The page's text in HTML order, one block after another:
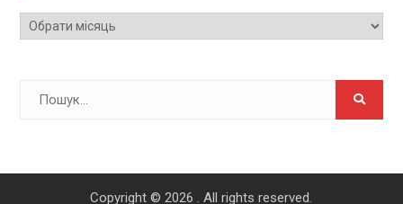
Архіви
Search
Copyright © 2026 . All rights reserved.